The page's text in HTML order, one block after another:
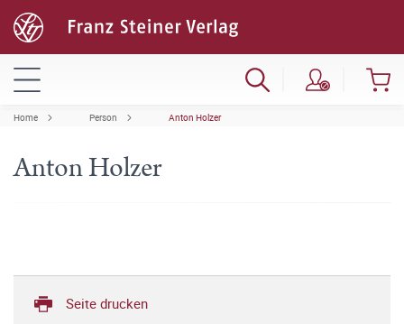
Home Person Anton Holzer
Anton Holzer
Seite drucken